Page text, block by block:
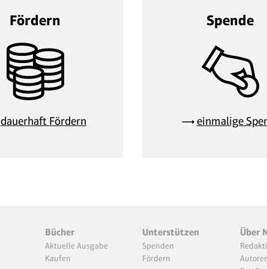
Fördern
dauerhaft Fördern
Spende
einmalige
Bücher
Aktuelle Ausgabe
Kaufen
Unterstützen
Spenden
Fördern
Über